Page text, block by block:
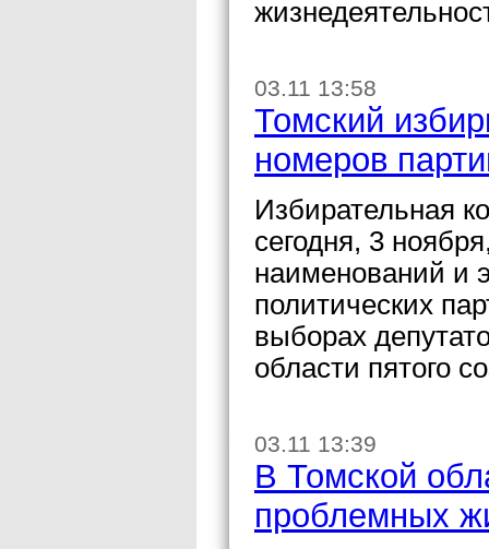
03.11 13:58
Томский
номеров
Избирательная
сегодня, 3
наименований и
политических
выборах
области пятого
03.11 13:39
В Томской
проблемных